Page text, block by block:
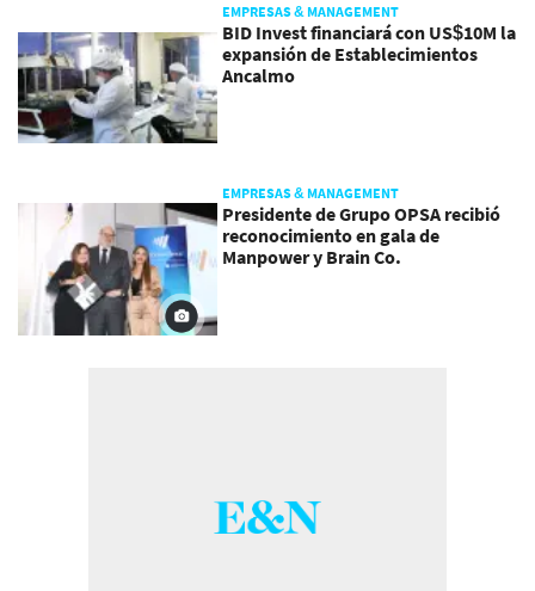
EMPRESAS & MANAGEMENT
BID Invest financiará con US$10M la
expansión de Establecimientos
Ancalmo
EMPRESAS & MANAGEMENT
Presidente de Grupo OPSA recibió
reconocimiento en gala de
Manpower y Brain Co.